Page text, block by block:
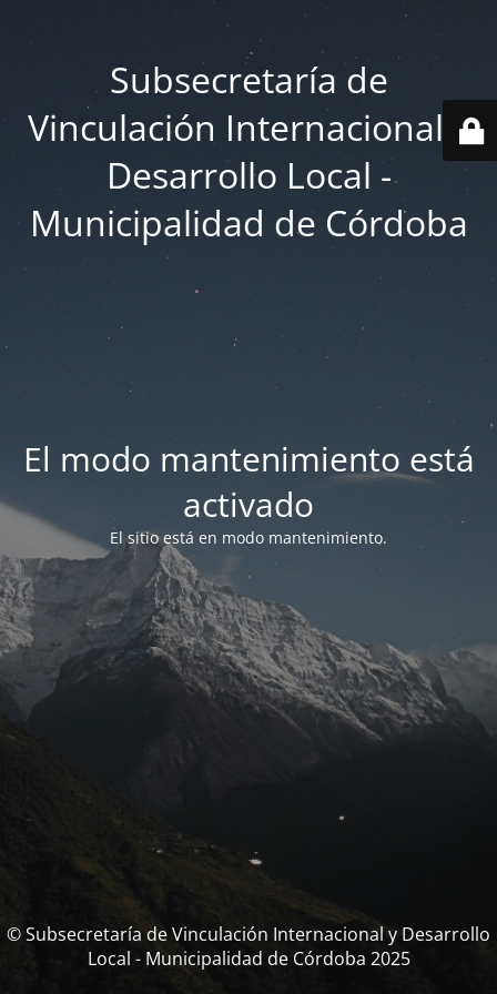
Subsecretaría de
Vinculación Internacional y
Desarrollo Local -
Municipalidad de Córdoba
El modo mantenimiento está
activado
El sitio está en modo mantenimiento.
© Subsecretaría de Vinculación Internacional y Desarrollo
Local - Municipalidad de Córdoba 2025